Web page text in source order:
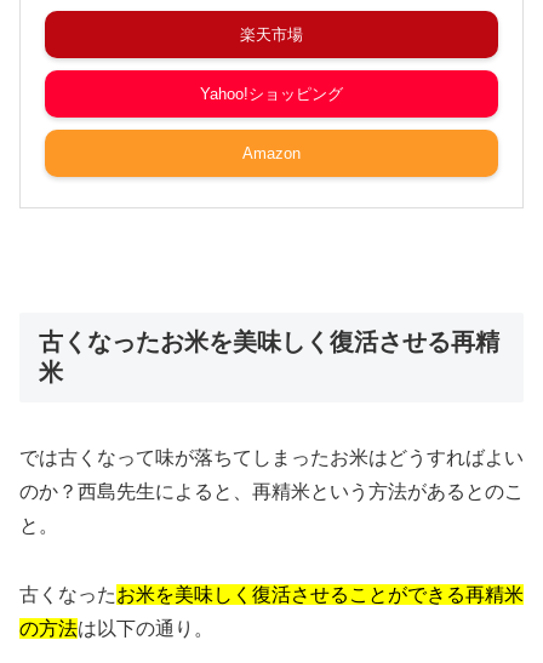
楽天市場
Yahoo!ショッピング
Amazon
古くなったお米を美味しく復活させる再精
米
では古くなって味が落ちてしまったお米はどうすればよい
のか？西島先生によると、再精米という方法があるとのこ
と。
古くなったお米を美味しく復活させることができる再精米
の方法は以下の通り。